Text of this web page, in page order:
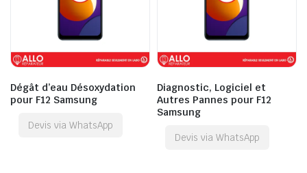
Dégât d’eau Désoxydation
pour F12 Samsung
Devis via WhatsApp
Diagnostic, Logiciel et
Autres Pannes pour F12
Samsung
Devis via WhatsApp